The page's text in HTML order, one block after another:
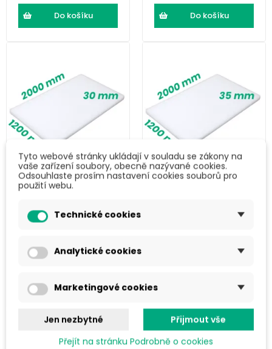
Do košíku Do košíku
LDPE pěna (2000
× 1200 × 30) mm
563,49 Kč s DPH
Do košíku
LDPE pěna (2000
Tyto webové stránky ukládají v souladu se zákony na
vaše zařízení soubory, obecně nazývané cookies.
Odsouhlaste prosím nastavení cookies souborů pro
použití webu.
Technické cookies
Analytické cookies
Marketingové cookies
Jen nezbytné
Přijmout vše
Přejít na stránku Podrobně o cookies